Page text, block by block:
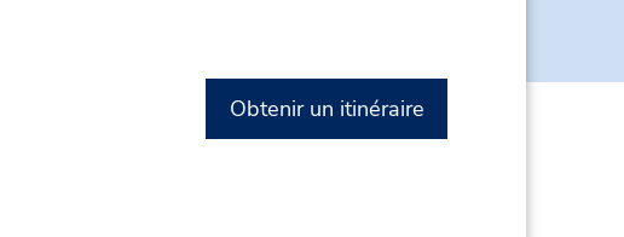
Obtenir un itinéraire